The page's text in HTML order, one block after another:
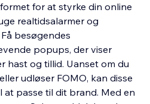
for at styrke din online
realtidsalarmer og
besøgendes
popups, der viser
hast og tillid. Uanset om du
udløser FOMO, kan disse
at passe til dit brand. Med en